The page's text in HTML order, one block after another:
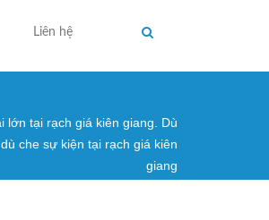
Liên hệ
lớn tại rạch giá kiên giang. Dù
che sự kiện tại rạch giá kiên
giang